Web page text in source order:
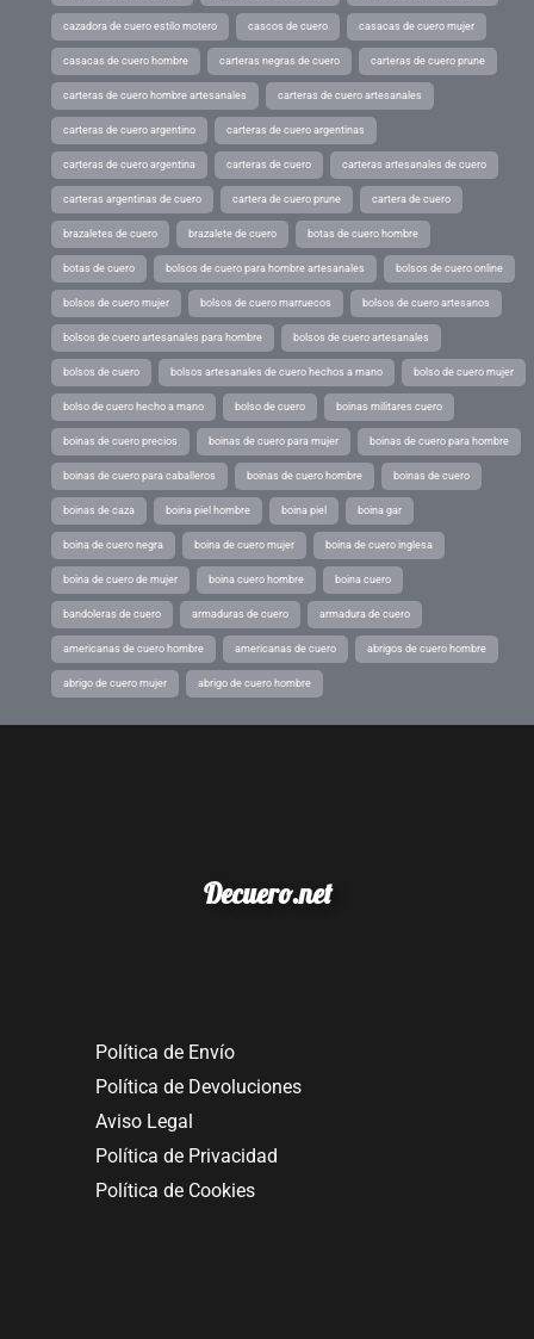
cazadora de cuero estilo motero cascos de cuero casacas de cuero mujer
casacas de cuero hombre carteras negras de cuero carteras de cuero prune
carteras de cuero hombre artesanales carteras de cuero artesanales
carteras de cuero argentino carteras de cuero argentinas
carteras de cuero argentina carteras de cuero carteras artesanales de cuero
carteras argentinas de cuero cartera de cuero prune cartera de cuero
brazaletes de cuero brazalete de cuero botas de cuero hombre
botas de cuero bolsos de cuero para hombre artesanales bolsos de cuero online
bolsos de cuero mujer bolsos de cuero marruecos bolsos de cuero artesanos
bolsos de cuero artesanales para hombre bolsos de cuero artesanales
bolsos de cuero bolsos artesanales de cuero hechos a mano bolso de cuero mujer
bolso de cuero hecho a mano bolso de cuero boinas militares cuero
boinas de cuero precios boinas de cuero para mujer boinas de cuero para hombre
boinas de cuero para caballeros boinas de cuero hombre boinas de cuero
boinas de caza boina piel hombre boina piel boina gar
boina de cuero negra boina de cuero mujer boina de cuero inglesa
boina de cuero de mujer boina cuero hombre boina cuero
bandoleras de cuero armaduras de cuero armadura de cuero
americanas de cuero hombre americanas de cuero abrigos de cuero hombre
abrigo de cuero mujer abrigo de cuero hombre
Decuero.net
Política de Envío
Política de Devoluciones
Aviso Legal
Política de Privacidad
Política de Cookies